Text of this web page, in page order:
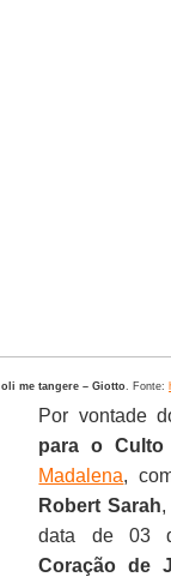
me tangere – Giotto . Fonte:
Por vontade
para o Culto
Madalena,
Robert Sarah
data de 03
Coração de